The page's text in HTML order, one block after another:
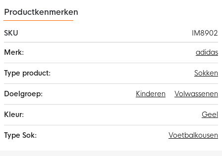
Productkenmerken
SKU
IM8902
informatie
adidas
Sokken
Volwassenen
Kinderen
Geel
Voetbalkousen